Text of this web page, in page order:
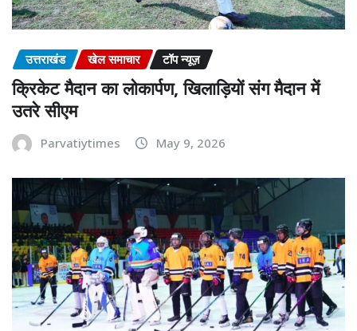
उत्तराखंड खेल समाचार टॉप न्यूज़
क्रिकेट मैदान का लोकार्पण, खिलाड़ियों संग मैदान में
उतरे सीएम
Parvatiytimes May 9, 2026